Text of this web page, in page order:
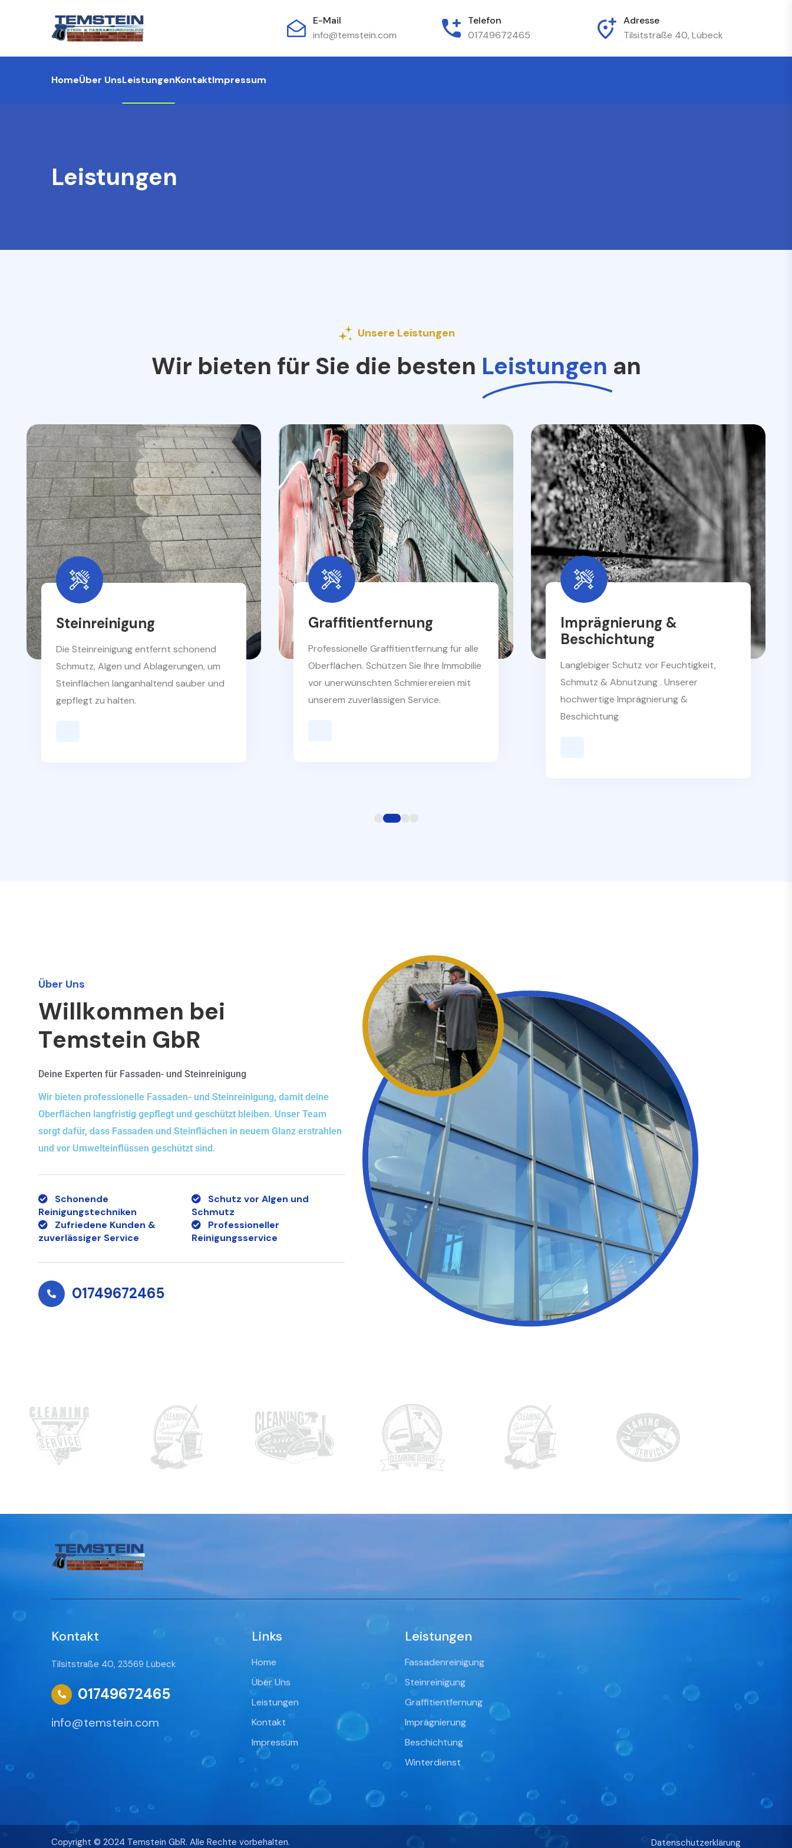
E-Mail
info@temstein.com
Telefon
01749672465
Adresse
Tilsitstraße 40, Lübeck
HomeÜber UnsLeistungenKontaktImpressum
Leistungen
Unsere Leistungen
Wir bieten für Sie die besten Leistungen an
Steinreinigung
Die Steinreinigung entfernt schonend
Schmutz, Algen und Ablagerungen, um
Steinflächen langanhaltend sauber und
gepflegt zu halten.
Graffitientfernung
Professionelle Graffitientfernung für alle
Oberflächen. Schützen Sie Ihre Immobilie
vor unerwünschten Schmierereien mit
unserem zuverlässigen Service.
Imprägnierung &
Beschichtung
Langlebiger Schutz vor Feuchtigkeit,
Schmutz & Abnutzung . Unserer
hochwertige Imprägnierung &
Beschichtung
Über Uns
Willkommen bei
Temstein GbR
Deine Experten für Fassaden- und Steinreinigung
Wir bieten professionelle Fassaden- und Steinreinigung, damit deine
Oberflächen langfristig gepflegt und geschützt bleiben. Unser Team
sorgt dafür, dass Fassaden und Steinflächen in neuem Glanz erstrahlen
und vor Umwelteinflüssen geschützt sind.
Schonende
Reinigungstechniken
Schutz vor Algen und
Schmutz
Zufriedene Kunden &
zuverlässiger Service
Professioneller
Reinigungsservice
01749672465
Kontakt
Tilsitstraße 40, 23569 Lübeck
01749672465
info@temstein.com
Links
Home
Über Uns
Leistungen
Kontakt
Impressum
Leistungen
Fassadenreinigung
Steinreinigung
Graffitientfernung
Imprägnierung
Beschichtung
Winterdienst
Copyright © 2024 Temstein GbR. Alle Rechte vorbehalten. Datenschutzerklärung